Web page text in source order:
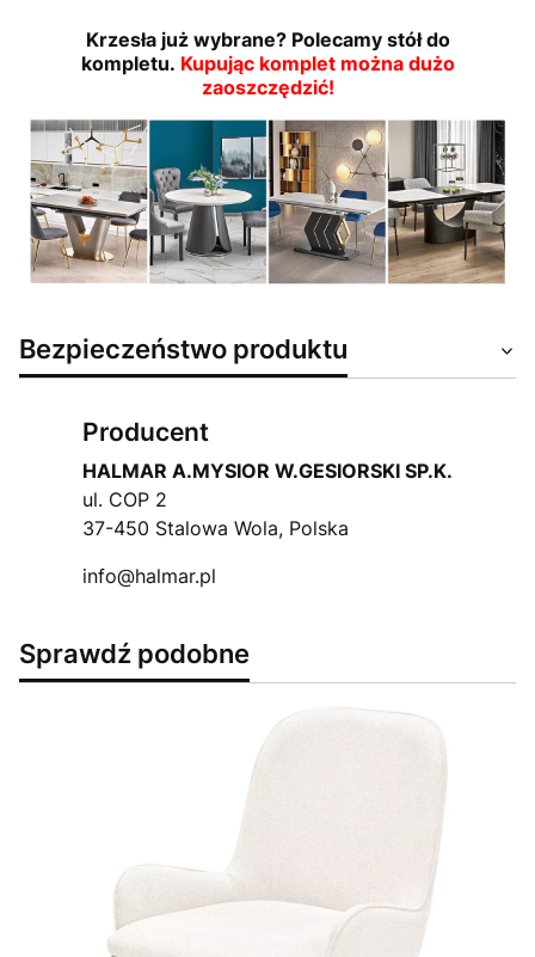
Krzesła już wybrane? Polecamy stół do
kompletu. Kupując komplet można dużo
zaoszczędzić!
Bezpieczeństwo produktu
Producent
HALMAR A.MYSIOR W.GESIORSKI SP.K.
ul. COP 2
37-450 Stalowa Wola, Polska
info@halmar.pl
Sprawdź podobne